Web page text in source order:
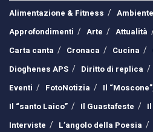
Alimentazione & Fitness
Ambiente
Approfondimenti
Arte Attualità
Carta canta
Cronaca Cucina
Dioghenes APS
Diritto di replica
Eventi
FotoNotizia
Il
Il “santo Laico”
Il Guastafeste
Interviste
L’angolo della Poesia